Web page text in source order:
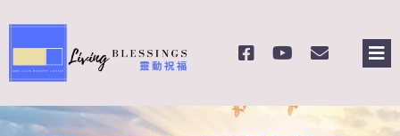
to
content